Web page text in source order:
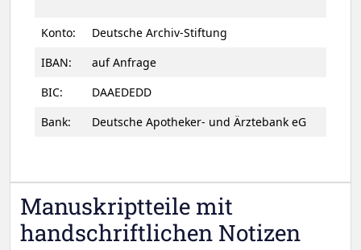
Manuskriptteile mit
handschriftlichen Notizen
Konto:
Deutsche Archiv-Stiftung
IBAN:
auf Anfrage
BIC:
DAAEDEDD
Bank:
Deutsche Apotheker- und Ärztebank eG